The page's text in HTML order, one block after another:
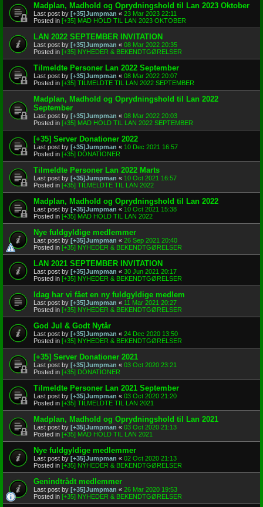
Madplan, Madhold og Oprydningshold til Lan 2023 Oktober
Last post by [+35]Jumpman « 23 Mar 2023 22:11
Posted in [+35] MAD HOLD TIL LAN 2023 OKTOBER
LAN 2022 SEPTEMBER INVITATION
Last post by [+35]Jumpman « 08 Mar 2022 20:35
Posted in [+35] NYHEDER & BEKENDTGØRELSER
Tilmeldte Personer Lan 2022 September
Last post by [+35]Jumpman « 08 Mar 2022 20:07
Posted in [+35] TILMELDTE TIL LAN 2022 SEPTEMBER
Madplan, Madhold og Oprydningshold til Lan 2022
September
Last post by [+35]Jumpman « 08 Mar 2022 20:03
Posted in [+35] MAD HOLD TIL LAN 2022 SEPTEMBER
[+35] Server Donationer 2022
Last post by [+35]Jumpman « 10 Dec 2021 16:57
Posted in [+35] DONATIONER
Tilmeldte Personer Lan 2022 Marts
Last post by [+35]Jumpman « 10 Oct 2021 16:57
Posted in [+35] TILMELDTE TIL LAN 2022
Madplan, Madhold og Oprydningshold til Lan 2022
Last post by [+35]Jumpman « 10 Oct 2021 15:38
Posted in [+35] MAD HOLD TIL LAN 2022
Nye fuldgyldige medlemmer
Last post by [+35]Jumpman « 26 Sep 2021 20:40
Posted in [+35] NYHEDER & BEKENDTGØRELSER
LAN 2021 SEPTEMBER INVITATION
Last post by [+35]Jumpman « 30 Jun 2021 20:17
Posted in [+35] NYHEDER & BEKENDTGØRELSER
Idag har vi fået en ny fuldgyldige medlem
Last post by [+35]Jumpman « 11 Mar 2021 20:27
Posted in [+35] NYHEDER & BEKENDTGØRELSER
God Jul & Godt Nytår
Last post by [+35]Jumpman « 24 Dec 2020 13:50
Posted in [+35] NYHEDER & BEKENDTGØRELSER
[+35] Server Donationer 2021
Last post by [+35]Jumpman « 03 Oct 2020 23:21
Posted in [+35] DONATIONER
Tilmeldte Personer Lan 2021 September
Last post by [+35]Jumpman « 03 Oct 2020 21:20
Posted in [+35] TILMELDTE TIL LAN 2021
Madplan, Madhold og Oprydningshold til Lan 2021
Last post by [+35]Jumpman « 03 Oct 2020 21:13
Posted in [+35] MAD HOLD TIL LAN 2021
Nye fuldgyldige medlemmer
Last post by [+35]Jumpman « 02 Oct 2020 21:13
Posted in [+35] NYHEDER & BEKENDTGØRELSER
Genindtrådt medlemmer
Last post by [+35]Jumpman « 26 Mar 2020 19:53
Posted in [+35] NYHEDER & BEKENDTGØRELSER